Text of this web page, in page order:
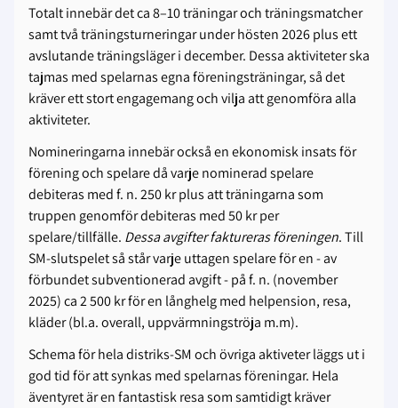
Totalt innebär det ca 8–10 träningar och träningsmatcher
samt två träningsturneringar under hösten 2026 plus ett
avslutande träningsläger i december. Dessa aktiviteter ska
tajmas med spelarnas egna föreningsträningar, så det
kräver ett stort engagemang och vilja att genomföra alla
aktiviteter.
Nomineringarna innebär också en ekonomisk insats för
förening och spelare då varje nominerad spelare
debiteras med f. n. 250 kr plus att träningarna som
truppen genomför debiteras med 50 kr per
spelare/tillfälle. Dessa avgifter faktureras föreningen. Till
SM-slutspelet så står varje uttagen spelare för en - av
förbundet subventionerad avgift - på f. n. (november
2025) ca 2 500 kr för en långhelg med helpension, resa,
kläder (bl.a. overall, uppvärmningströja m.m).
Schema för hela distriks-SM och övriga aktiveter läggs ut i
god tid för att synkas med spelarnas föreningar. Hela
äventyret är en fantastisk resa som samtidigt kräver